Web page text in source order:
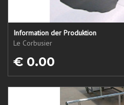
Information der Produktion
Le Corbusier
€ 0.00